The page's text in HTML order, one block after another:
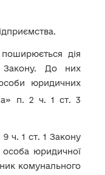
поширюється дія
До них
юридичних
п. 2 ч. 1 ст. 3
ч. 1 ст. 1 Закону
особа юридичної
комунального